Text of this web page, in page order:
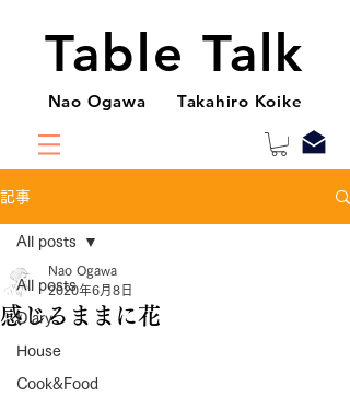
Table Talk
Nao Ogawa Takahiro Koike
記事
All posts
Diary
House
Cook&Food
All posts
感じるままに花
Nao Ogawa
2020年6月8日